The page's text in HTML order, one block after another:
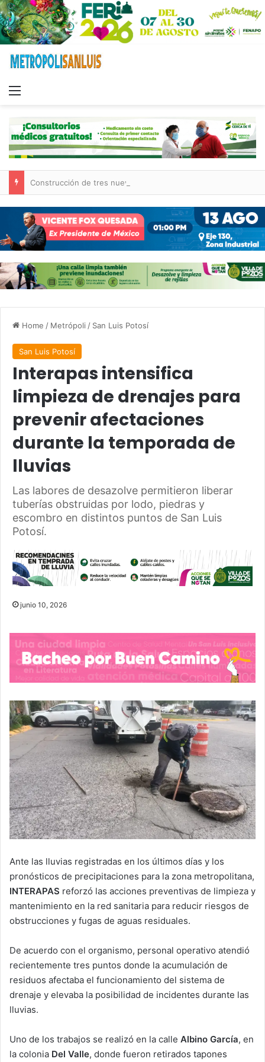
Home / Metrópoli / San Luis Potosí
San Luis Potosí
Interapas intensifica
limpieza de drenajes para
prevenir afectaciones
durante la temporada de
lluvias
Las labores de desazolve permitieron liberar
tuberías obstruidas por lodo, piedras y
escombro en distintos puntos de San Luis
Potosí.
junio 10, 2026
Ante las lluvias registradas en los últimos días y los
pronósticos de precipitaciones para la zona metropolitana,
INTERAPAS reforzó las acciones preventivas de limpieza y
mantenimiento en la red sanitaria para reducir riesgos de
obstrucciones y fugas de aguas residuales.
De acuerdo con el organismo, personal operativo atendió
recientemente tres puntos donde la acumulación de
residuos afectaba el funcionamiento del sistema de
drenaje y elevaba la posibilidad de incidentes durante las
lluvias.
Uno de los trabajos se realizó en la calle Albino García, en
la colonia Del Valle, donde fueron retirados tapones